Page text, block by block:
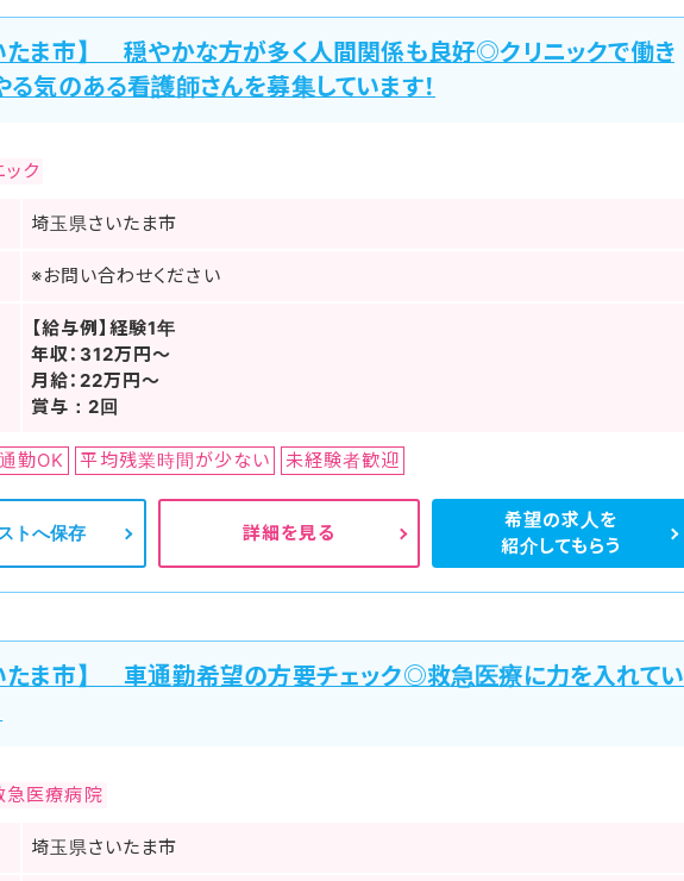
たま市】 穏やかな方が多く人間関係も良好◎クリニックで働き
る気のある看護師さんを募集しています！
ック
埼玉県さいたま市
※お問い合わせください
【給与例】経験1年
年収：312万円～
月給：22万円～
賞与：2回
勤OK 平均残業時間が少ない 未経験者歓迎
トへ保存 詳細を見る
希望の求人を
紹介してもらう
たま市】 車通勤希望の方要チェック◎救急医療に力を入れてい
急医療病院
埼玉県さいたま市